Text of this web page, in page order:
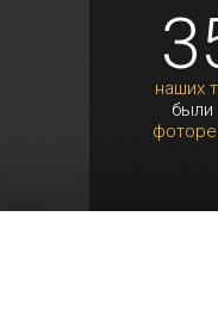
наших
были